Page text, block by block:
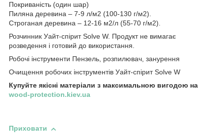
Покриваність (один шар)
Пиляна деревина – 7-9 л/м2 (100-130 г/м2).
Строганая деревина – 12-16 м2/л (55-70 г/м2).
Розчинник Уайт-спірит Solve W. Продукт не вимагає
розведення і готовий до використання.
Робочі інструменти Пензель, розпилювач, занурення
Очищення робочих інструментів Уайт-спірит Solve W
Купуйте якісні матеріали з максимальною вигодою на
wood-protection.kiev.ua
Приховати